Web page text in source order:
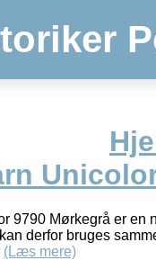
9790 Mørkegrå er
derfor bruges
(Læs mere)